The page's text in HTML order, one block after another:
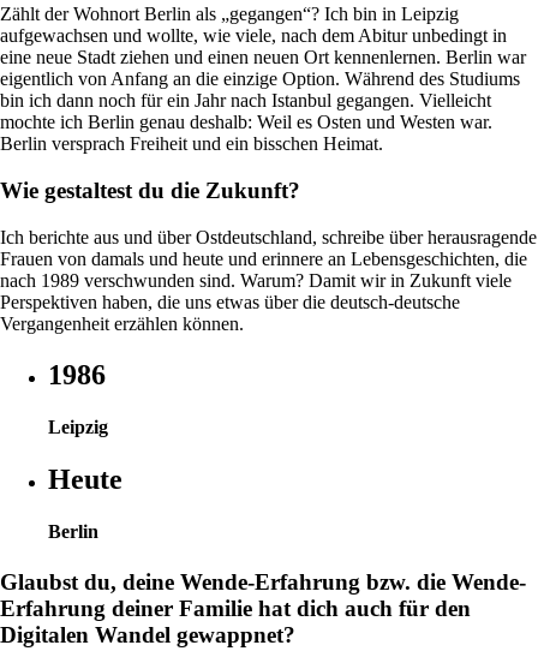
Zählt der Wohnort Berlin als „gegangen“? Ich bin in Leipzig
aufgewachsen und wollte, wie viele, nach dem Abitur unbedingt in
eine neue Stadt ziehen und einen neuen Ort kennenlernen. Berlin war
eigentlich von Anfang an die einzige Option. Während des Studiums
bin ich dann noch für ein Jahr nach Istanbul gegangen. Vielleicht
mochte ich Berlin genau deshalb: Weil es Osten und Westen war.
Berlin versprach Freiheit und ein bisschen Heimat.
Wie gestaltest du die Zukunft?
Ich berichte aus und über Ostdeutschland, schreibe über herausragende
Frauen von damals und heute und erinnere an Lebensgeschichten, die
nach 1989 verschwunden sind. Warum? Damit wir in Zukunft viele
Perspektiven haben, die uns etwas über die deutsch-deutsche
Vergangenheit erzählen können.
1986
Leipzig
Heute
Berlin
Glaubst du, deine Wende-Erfahrung bzw. die Wende-
Erfahrung deiner Familie hat dich auch für den
Digitalen Wandel gewappnet?